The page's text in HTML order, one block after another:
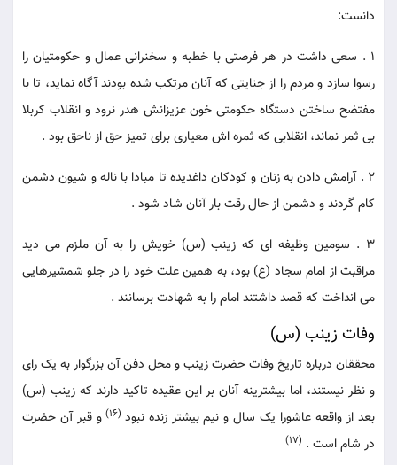
دانست:
1 . سعی داشت در هر فرصتی با خطبه و سخنرانی عمال و حکومتیان را
رسوا سازد و مردم را از جنایتی که آنان مرتکب شده بودند آگاه نماید، تا با
مفتضح ساختن دستگاه حکومتی خون عزیزانش هدر نرود و انقلاب کربلا
بی ثمر نماند، انقلابی که ثمره اش معیاری برای تمیز حق از ناحق بود .
2 . آرامش دادن به زنان و کودکان داغدیده تا مبادا با ناله و شیون دشمن
کام گردند و دشمن از حال رقت بار آنان شاد شود .
3 . سومین وظیفه ای که زینب (س) خویش را به آن ملزم می دید
مراقبت از امام سجاد (ع) بود، به همین علت خود را در جلو شمشیرهایی
می انداخت که قصد داشتند امام را به شهادت برسانند .
وفات زینب (س)
محققان درباره تاریخ وفات حضرت زینب و محل دفن آن بزرگوار به یک رای
و نظر نیستند، اما بیشترینه آنان بر این عقیده تاکید دارند که زینب (س)
بعد از واقعه عاشورا یک سال و نیم بیشتر زنده نبود (16)
و قبر آن حضرت
در شام است . (17)